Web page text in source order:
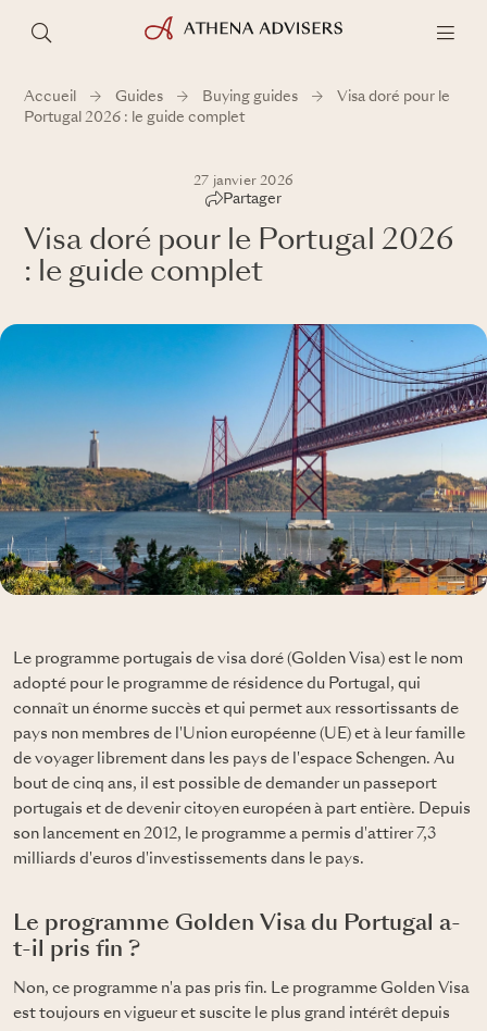
Accueil Guides Buying guides
Visa doré pour le
Portugal 2026 : le guide complet
27 janvier 2026
Partager
Visa doré pour le Portugal 2026
: le guide complet
Le programme portugais de visa doré (Golden Visa) est le nom
adopté pour le programme de résidence du Portugal, qui
connaît un énorme succès et qui permet aux ressortissants de
pays non membres de l'Union européenne (UE) et à leur famille
de voyager librement dans les pays de l'espace Schengen. Au
bout de cinq ans, il est possible de demander un passeport
portugais et de devenir citoyen européen à part entière. Depuis
son lancement en 2012, le programme a permis d'attirer 7,3
milliards d'euros d'investissements dans le pays.
Le programme Golden Visa du Portugal a-
t-il pris fin ?
Non, ce programme n'a pas pris fin. Le programme Golden Visa
est toujours en vigueur et suscite le plus grand intérêt depuis